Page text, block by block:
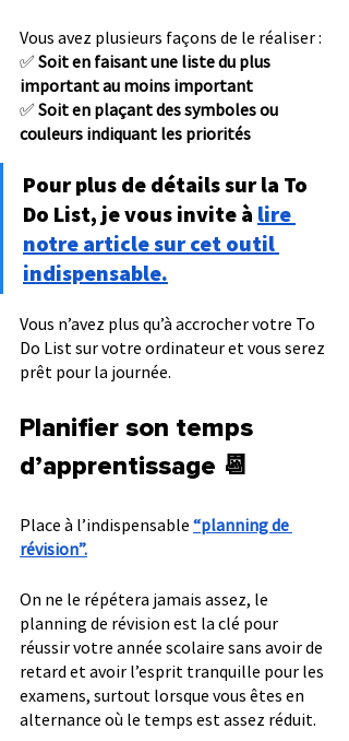
Vous avez plusieurs façons de le réaliser :
✅ Soit en faisant une liste du plus
important au moins important
✅ Soit en plaçant des symboles ou
couleurs indiquant les priorités
Pour plus de détails sur la To
Do List, je vous invite à lire
notre article sur cet outil
indispensable.
Vous n’avez plus qu’à accrocher votre To
Do List sur votre ordinateur et vous serez
prêt pour la journée.
Planifier son temps
d’apprentissage 📆
Place à l’indispensable “planning de
révision”.
On ne le répétera jamais assez, le
planning de révision est la clé pour
réussir votre année scolaire sans avoir de
retard et avoir l’esprit tranquille pour les
examens, surtout lorsque vous êtes en
alternance où le temps est assez réduit.